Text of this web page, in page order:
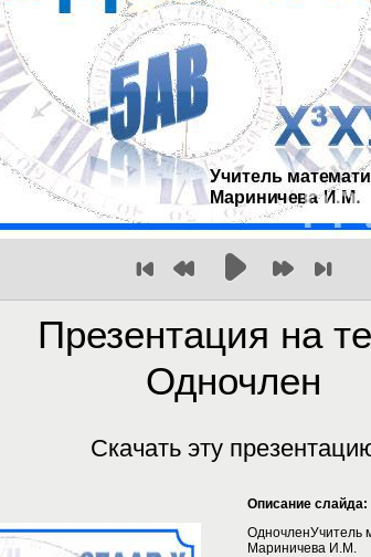
Презентация на
Одночлен
Скачать эту
Описание слайда:
Мариничева И.М.